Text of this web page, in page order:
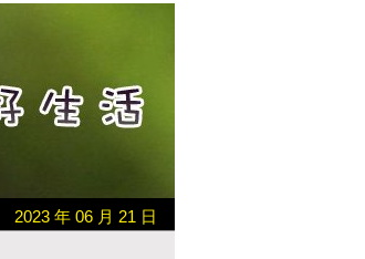
2023 年 06 月 21 日